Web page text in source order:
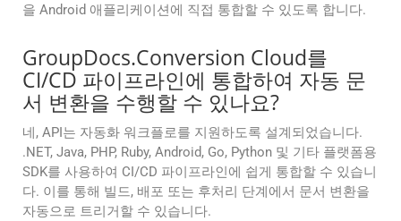
을 Android 애플리케이션에 직접 통합할 수 있도록 합니다.
GroupDocs.Conversion Cloud를
CI/CD 파이프라인에 통합하여 자동 문
서 변환을 수행할 수 있나요?
네, API는 자동화 워크플로를 지원하도록 설계되었습니다.
.NET, Java, PHP, Ruby, Android, Go, Python 및 기타 플랫폼용
SDK를 사용하여 CI/CD 파이프라인에 쉽게 통합할 수 있습니
다. 이를 통해 빌드, 배포 또는 후처리 단계에서 문서 변환을
자동으로 트리거할 수 있습니다.